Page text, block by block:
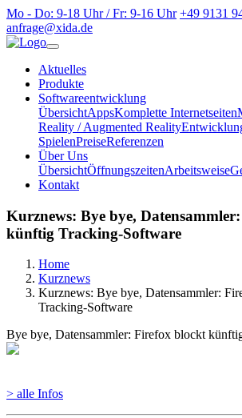
Mo - Do: 9-18 Uhr / Fr: 9-16 Uhr +49 9131
anfrage@xida.de
Aktuelles
Produkte
Softwareentwicklung
ÜbersichtAppsKomplette Internetseiten
Reality / Augmented Reality
SpielenPreiseReferenzen
Über Uns
ÜbersichtÖffnungszeitenArbeitsweise
Kontakt
Kurznews: Bye bye,
künftig Tracking-Software
Home
Kurznews
Kurznews: Bye bye, Datensammler:
Tracking-Software
Bye bye, Datensammler: Firefox blockt
> alle Infos